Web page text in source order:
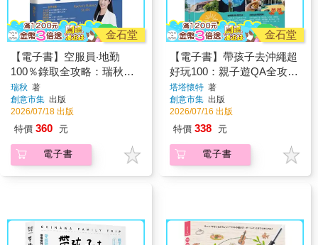
金石堂
【電子書】空服員‧地勤
100％錄取全攻略：瑞秋空
姐教室，髮妝儀態 × 中英回
答 × 面試技巧 × 應考上榜指
南
瑞秋 著
創意市集 出版
2026/07/18 出版
特價 360 元
電子書
金石堂
【電子書】帶孩子去沖繩超
好玩100：親子遊QA全攻
略！打卡景點、食宿玩買、
行程規劃、趣味體驗，零經
驗也能一路玩到底
塔塔懷特 著
創意市集 出版
2026/07/16 出版
特價 338 元
電子書